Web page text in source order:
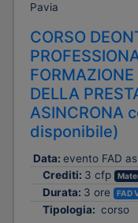
Pavia
CORSO
DELLA
ASINCRONA
disponibile)
Data: evento FAD
Crediti: 3 cfp
Durata: 3 ore FAD
Tipologia: corso